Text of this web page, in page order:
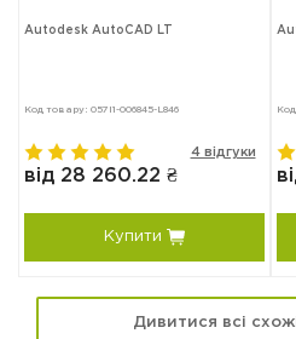
Autodesk AutoCAD LT
Код товару: 057I1-006845-L846
4 відгуки
від 28 260.22 ₴
Купити
Дивитися всі